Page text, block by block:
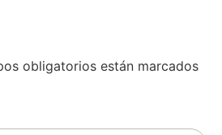
obligatorios están marcados